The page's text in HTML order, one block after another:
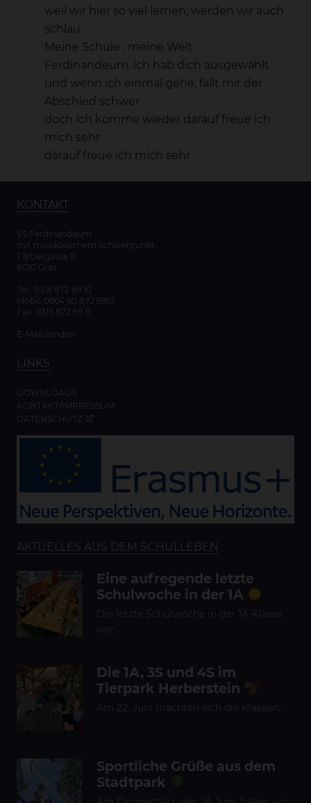
weil wir hier so viel lernen, werden wir auch
schlau
Meine Schule , meine Welt
Ferdinandeum, ich hab dich ausgewählt
und wenn ich einmal gehe, fällt mir der
Abschied schwer
doch ich komme wieder darauf freue ich
mich sehr
darauf freue ich mich sehr
KONTAKT
VS Ferdinandeum
mit musikalischem Schwerpunkt
Färbergasse 11
8010 Graz
Tel.: 0316 872 69 10
Mobil: 0664 60 872 6910
Fax: 0316 872 69 11
E-Mail senden
LINKS
DOWNLOADS
KONTAKT/IMPRESSUM
DATENSCHUTZ
AKTUELLES AUS DEM SCHULLEBEN
Eine aufregende letzte
Schulwoche in der 1A
Die letzte Schulwoche in der 1A-Klasse
war…
Die 1A, 3S und 4S im
Tierpark Herberstein
Am 22. Juni machten sich die Klassen…
Sportliche Grüße aus dem
Stadtpark